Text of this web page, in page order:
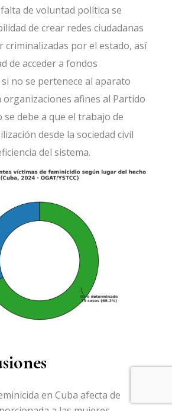
de voluntad política se
de crear redes ciudadanas
criminalizadas por el estado, así
de acceder a fondos
no se pertenece al aparato
afines al Partido
se debe a que el trabajo de
desde la sociedad civil
del sistema.
en Cuba afecta de